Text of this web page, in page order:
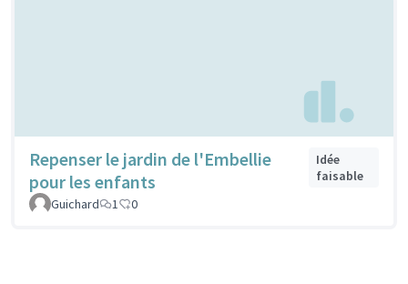
Repenser le jardin de l'Embellie
pour les enfants
Idée
faisable
Guichard
1 0